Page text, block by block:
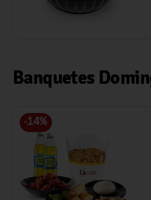
Banquetes
-14%